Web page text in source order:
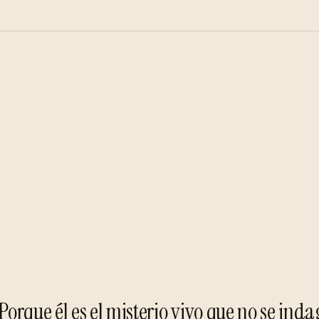
él es el misterio vivo que no se